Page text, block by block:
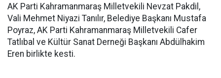
AK Parti Kahramanmaraş Milletvekili Nevzat Pakdil,
Vali Mehmet Niyazi Tanılır, Belediye Başkanı Mustafa
Poyraz, AK Parti Kahramanmaraş Milletvekili Cafer
Tatlıbal ve Kültür Sanat Derneği Başkanı Abdülhakim
Eren birlikte kesti.